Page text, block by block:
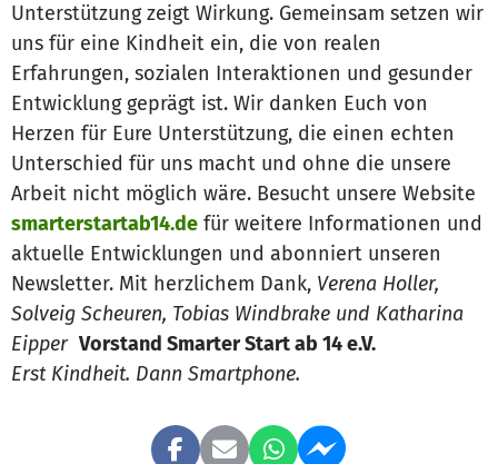
Unterstützung zeigt Wirkung. Gemeinsam setzen wir
uns für eine Kindheit ein, die von realen
Erfahrungen, sozialen Interaktionen und gesunder
Entwicklung geprägt ist. Wir danken Euch von
Herzen für Eure Unterstützung, die einen echten
Unterschied für uns macht und ohne die unsere
Arbeit nicht möglich wäre. Besucht unsere Website
smarterstartab14.de für weitere Informationen und
aktuelle Entwicklungen und abonniert unseren
Newsletter. Mit herzlichem Dank, Verena Holler,
Solveig Scheuren, Tobias Windbrake und Katharina
Eipper Vorstand Smarter Start ab 14 e.V.
Erst Kindheit. Dann Smartphone.